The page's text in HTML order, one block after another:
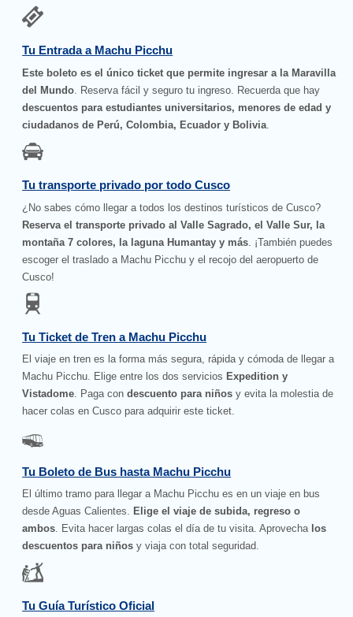
Tu Entrada a Machu Picchu
Este boleto es el único ticket que permite ingresar a la Maravilla
del Mundo . Reserva fácil y seguro tu ingreso. Recuerda que hay
descuentos para estudiantes universitarios, menores de edad y
ciudadanos de Perú, Colombia, Ecuador y Bolivia
Tu transporte privado por todo Cusco
¿No sabes cómo llegar a todos los destinos turísticos de Cusco?
Reserva el transporte privado al Valle Sagrado, el Valle Sur, la
montaña 7 colores, la laguna Humantay y más . ¡También puedes
escoger el traslado a Machu Picchu y el recojo del aeropuerto de
Cusco!
Tu Ticket de Tren a Machu Picchu
El viaje en tren es la forma más segura, rápida y cómoda de llegar a
Machu Picchu. Elige entre los dos servicios Expedition y
Vistadome. Paga condescuento para niños y evita la molestia de
hacer colas en Cusco para adquirir este ticket.
Tu Boleto de Bus hasta Machu Picchu
El último tramo para llegar a Machu Picchu es en un viaje en bus
desde Aguas Calientes. Elige el viaje de subida, regreso o
ambos. Evita hacer largas colas el día de tu visita. Aprovecha los
descuentos para niños y viaja con total seguridad.
Tu Guía Turístico Oficial